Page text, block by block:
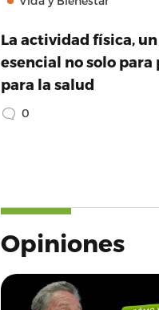
La actividad física,
esencial no solo para
para la salud
0
Opiniones